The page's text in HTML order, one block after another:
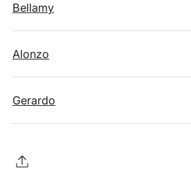
Bellamy
Alonzo
Gerardo